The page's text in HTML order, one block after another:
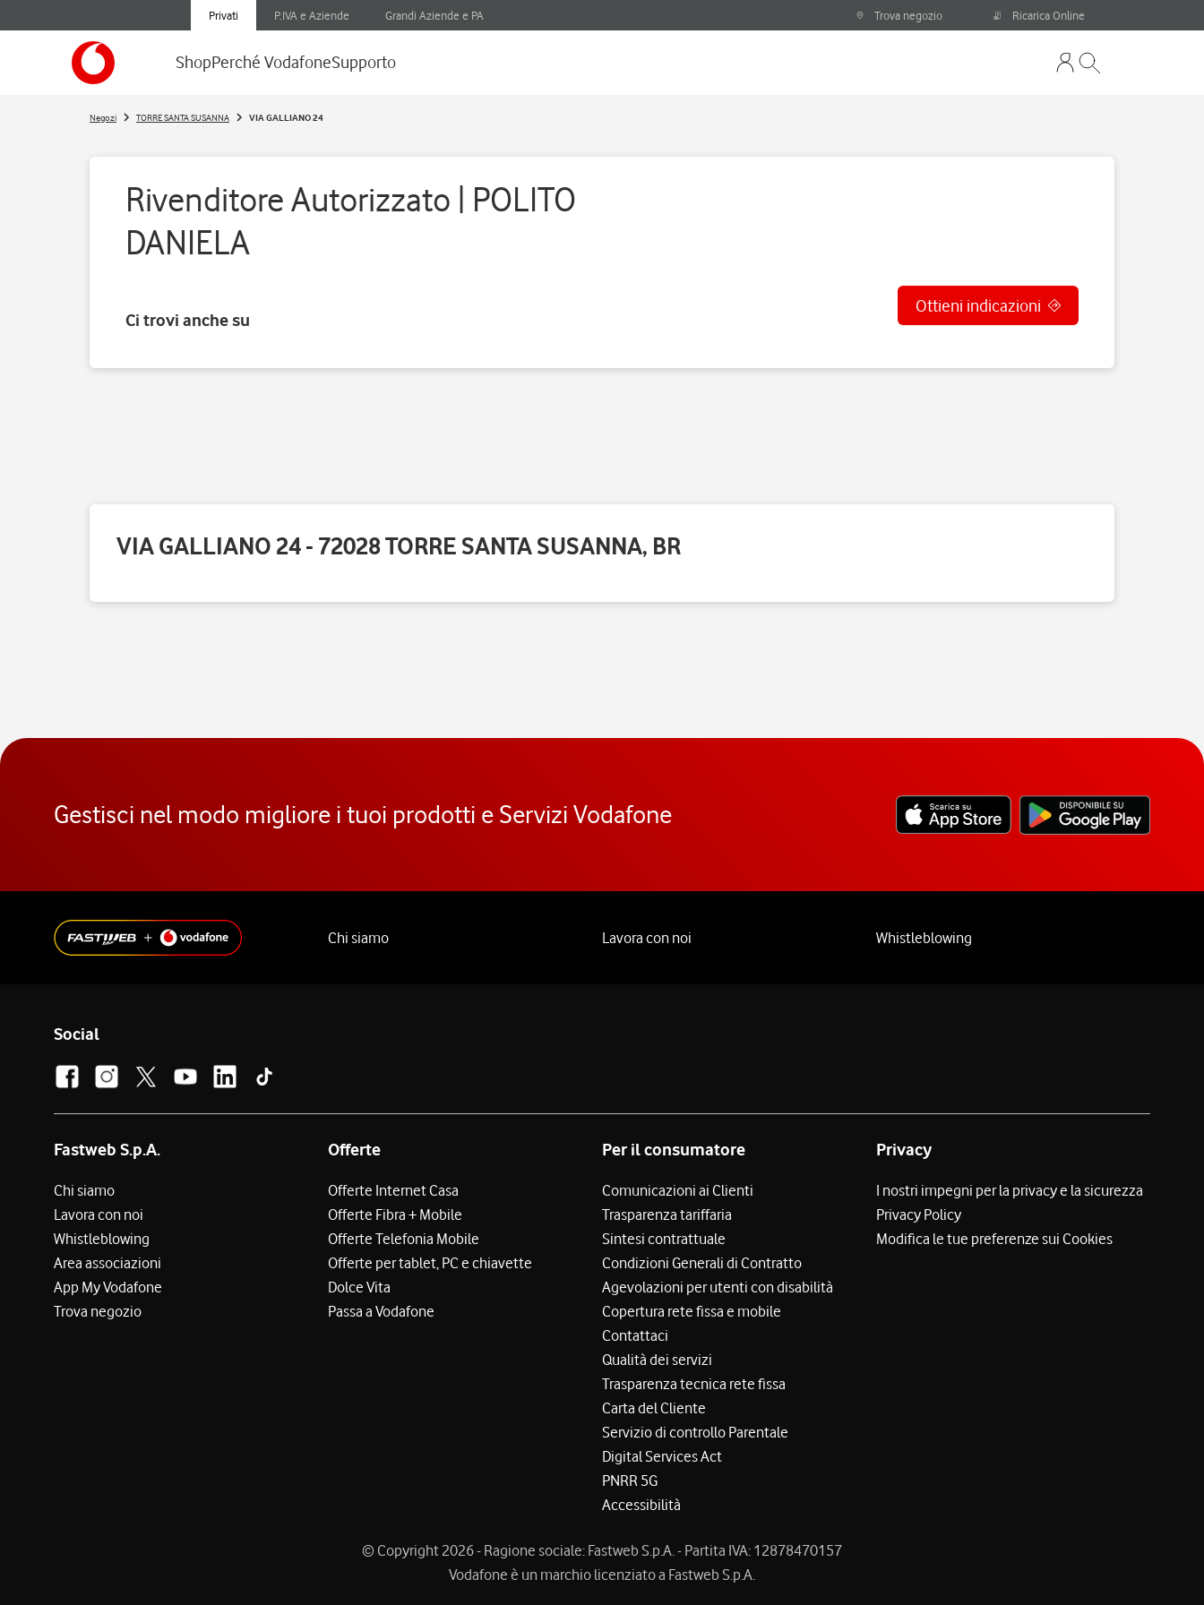
Privati P.IVA e Aziende Grandi Aziende e PA Trova negozio Ricarica Online
ShopPerché VodafoneSupporto
Negozi TORRE SANTA SUSANNA VIA GALLIANO 24
Rivenditore Autorizzato | POLITO
DANIELA
Ci trovi anche su
Ottieni indicazioni
VIA GALLIANO 24 - 72028 TORRE SANTA SUSANNA, BR
Gestisci nel modo migliore i tuoi prodotti e Servizi Vodafone
Chi siamo Lavora con noi Whistleblowing
Social
Fastweb S.p.A.
Chi siamo
Lavora con noi
Whistleblowing
Area associazioni
App My Vodafone
Trova negozio
Offerte
Offerte Internet Casa
Offerte Fibra + Mobile
Offerte Telefonia Mobile
Offerte per tablet, PC e chiavette
Dolce Vita
Passa a Vodafone
Per il consumatore
Comunicazioni ai Clienti
Trasparenza tariffaria
Sintesi contrattuale
Condizioni Generali di Contratto
Agevolazioni per utenti con disabilità
Copertura rete fissa e mobile
Contattaci
Qualità dei servizi
Trasparenza tecnica rete fissa
Carta del Cliente
Servizio di controllo Parentale
Digital Services Act
PNRR 5G
Accessibilità
Privacy
I nostri impegni per la privacy e la sicurezza
Privacy Policy
Modifica le tue preferenze sui Cookies
© Copyright 2026 - Ragione sociale: Fastweb S.p.A. - Partita IVA: 12878470157
Vodafone è un marchio licenziato a Fastweb S.p.A.